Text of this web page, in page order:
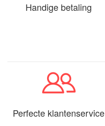
Handige betaling
Perfecte klantenservice